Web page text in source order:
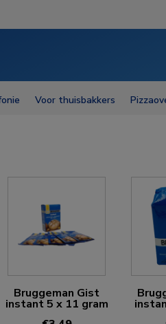
Voor thuisbakkers
Bruggeman Gist
instant 5 x 11 gram